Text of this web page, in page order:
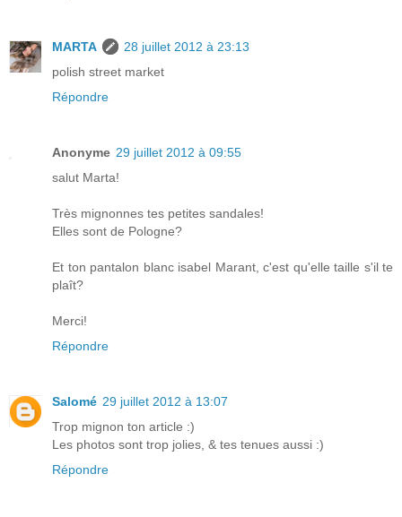
MARTA
28 juillet 2012 à 23:13
polish street market
Répondre
Anonyme 29 juillet 2012 à 09:55
salut Marta!
Très mignonnes tes petites sandales!
Elles sont de Pologne?
Et ton pantalon blanc isabel Marant, c'est qu'elle taille s'il te
plaît?
Merci!
Répondre
Salomé 29 juillet 2012 à 13:07
Trop mignon ton article :)
Les photos sont trop jolies, & tes tenues aussi :)
Répondre